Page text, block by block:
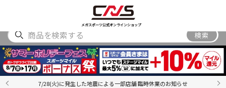
メガスポーツ公式オンラインショップ
ACCESSORY
検索
7/28(火)に発生した地震による一部店舗 臨時休業のお知らせ